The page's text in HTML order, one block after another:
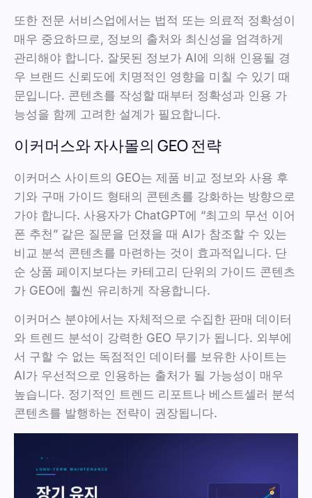
또한 전문 서비스업에서는 법적 또는 의료적 정확성이
매우 중요하므로, 정보의 출처와 최신성을 엄격하게
관리해야 합니다. 잘못된 정보가 AI에 의해 인용될 경
우 브랜드 신뢰도에 치명적인 영향을 미칠 수 있기 때
문입니다. 콘텐츠를 작성할 때부터 정확성과 인용 가
능성을 함께 고려한 설계가 필요합니다.
이커머스와 자사몰의 GEO 전략
이커머스 사이트의 GEO는 제품 비교 정보와 사용 후
기와 구매 가이드 형태의 콘텐츠를 강화하는 방향으로
가야 합니다. 사용자가 ChatGPT에 “최고의 무선 이어
폰 추천” 같은 질문을 던졌을 때 AI가 참조할 수 있는
비교 분석 콘텐츠를 마련하는 것이 효과적입니다. 단
순 상품 페이지보다는 카테고리 단위의 가이드 콘텐츠
가 GEO에 훨씬 유리하게 작용합니다.
이커머스 분야에서는 자체적으로 수집한 판매 데이터
와 트렌드 분석이 강력한 GEO 무기가 됩니다. 외부에
서 구할 수 없는 독점적인 데이터를 보유한 사이트는
AI가 우선적으로 인용하는 출처가 될 가능성이 매우
높습니다. 정기적인 트렌드 리포트나 베스트셀러 분석
콘텐츠를 발행하는 전략이 권장됩니다.